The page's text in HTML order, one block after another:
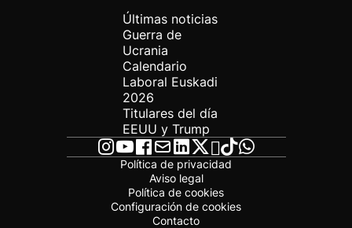
Últimas noticias
Guerra de
Ucrania
Calendario
Laboral Euskadi
2026
Titulares del día
EEUU y Trump
Política de privacidad
Aviso legal
Política de cookies
Configuración de cookies
Contacto